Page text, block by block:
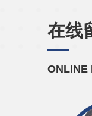
在线
ONLINE